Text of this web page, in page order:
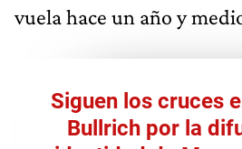
vuela hace un año y
Siguen los cruces
Bullrich por la